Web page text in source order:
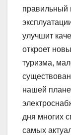
правильный
улучшит
откроет
туризма,
нашей
дня многих
самых